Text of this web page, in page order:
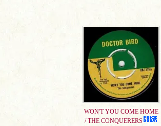
WON'T YOU COME HOME
/ THE CONQUERERS